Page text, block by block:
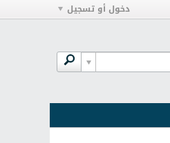
دخول أو تسجيل